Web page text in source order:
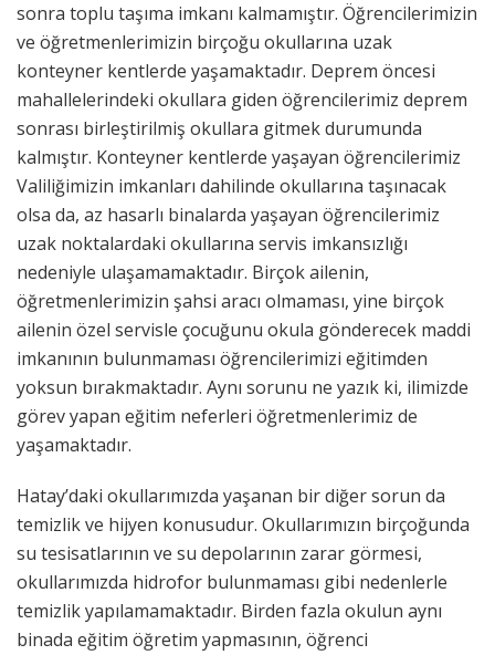
sonra toplu taşıma imkanı kalmamıştır. Öğrencilerimizin
ve öğretmenlerimizin birçoğu okullarına uzak
konteyner kentlerde yaşamaktadır. Deprem öncesi
mahallelerindeki okullara giden öğrencilerimiz deprem
sonrası birleştirilmiş okullara gitmek durumunda
kalmıştır. Konteyner kentlerde yaşayan öğrencilerimiz
Valiliğimizin imkanları dahilinde okullarına taşınacak
olsa da, az hasarlı binalarda yaşayan öğrencilerimiz
uzak noktalardaki okullarına servis imkansızlığı
nedeniyle ulaşamamaktadır. Birçok ailenin,
öğretmenlerimizin şahsi aracı olmaması, yine birçok
ailenin özel servisle çocuğunu okula gönderecek maddi
imkanının bulunmaması öğrencilerimizi eğitimden
yoksun bırakmaktadır. Aynı sorunu ne yazık ki, ilimizde
görev yapan eğitim neferleri öğretmenlerimiz de
yaşamaktadır.
Hatay’daki okullarımızda yaşanan bir diğer sorun da
temizlik ve hijyen konusudur. Okullarımızın birçoğunda
su tesisatlarının ve su depolarının zarar görmesi,
okullarımızda hidrofor bulunmaması gibi nedenlerle
temizlik yapılamamaktadır. Birden fazla okulun aynı
binada eğitim öğretim yapmasının, öğrenci